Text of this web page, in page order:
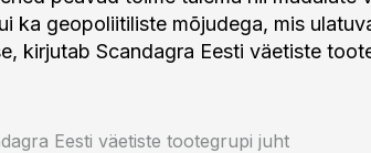
ka geopoliitiliste mõjudega, mis
kirjutab Scandagra Eesti väetiste
Eesti väetiste tootegrupi juht